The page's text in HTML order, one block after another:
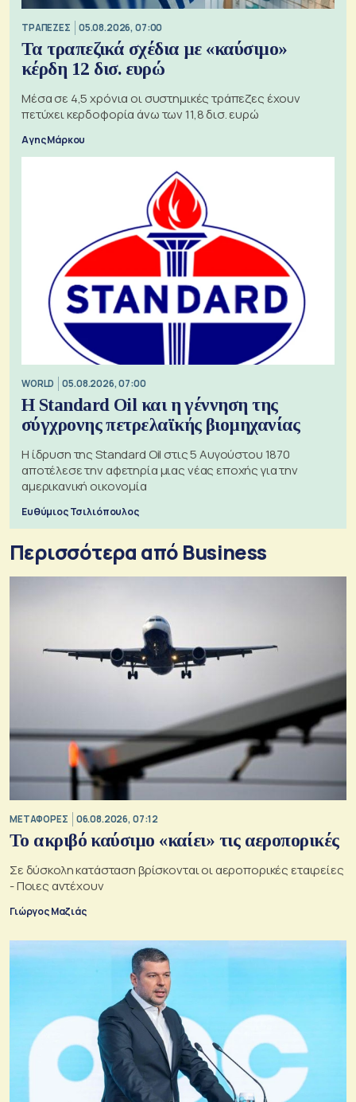
ΤΡΑΠΕΖΕΣ 05.08.2026, 07:00
Τα τραπεζικά σχέδια με «καύσιμο»
κέρδη 12 δισ. ευρώ
Μέσα σε 4,5 χρόνια οι συστημικές τράπεζες έχουν
πετύχει κερδοφορία άνω των 11,8 δισ. ευρώ
Αγης Μάρκου
WORLD 05.08.2026, 07:00
Η Standard Oil και η γέννηση της
σύγχρονης πετρελαϊκής βιομηχανίας
Η ίδρυση της Standard Oil στις 5 Αυγούστου 1870
αποτέλεσε την αφετηρία μιας νέας εποχής για την
αμερικανική οικονομία
Ευθύμιος Τσιλιόπουλος
Περισσότερα από Business
ΜΕΤΑΦΟΡΕΣ 06.08.2026, 07:12
Το ακριβό καύσιμο «καίει» τις αεροπορικές
Σε δύσκολη κατάσταση βρίσκονται οι αεροπορικές εταιρείες
- Ποιες αντέχουν
Γιώργος Μαζιάς